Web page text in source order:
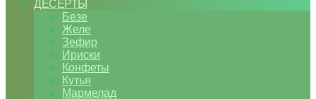
ДЕСЕРТЫ
Безе
Желе
Зефир
Ириски
Конфеты
Кутья
Мармелад